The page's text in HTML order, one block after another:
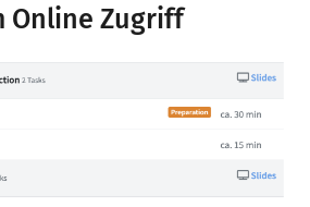
Online Zugriff